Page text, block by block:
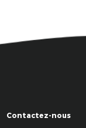
Contactez-nous